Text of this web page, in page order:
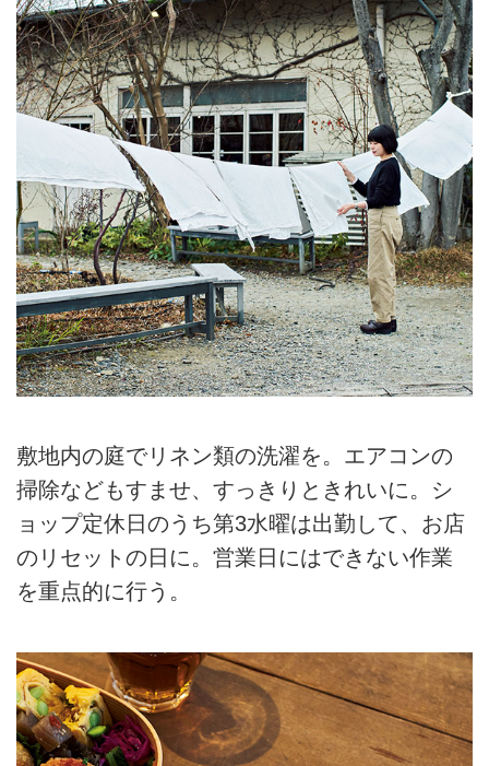
敷地内の庭でリネン類の洗濯を。エアコンの
掃除などもすませ、すっきりときれいに。シ
ョップ定休日のうち第3水曜は出勤して、お店
のリセットの日に。営業日にはできない作業
を重点的に行う。